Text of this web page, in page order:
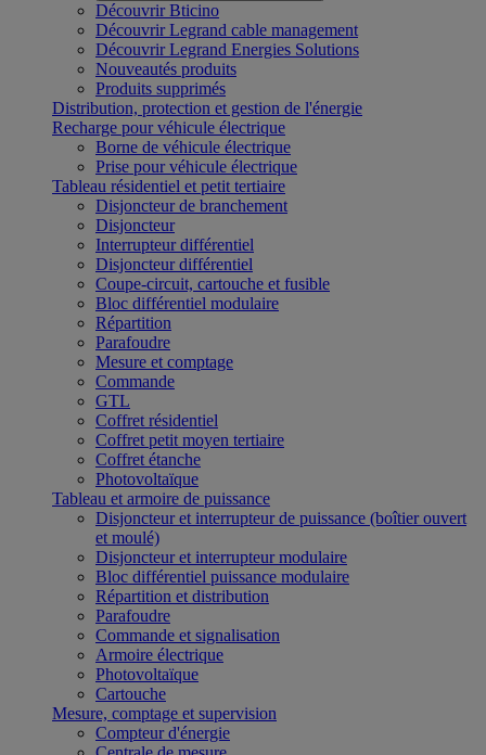
Découvrir Bticino
Découvrir Legrand cable management
Découvrir Legrand Energies Solutions
Nouveautés produits
Produits supprimés
Distribution, protection et gestion de l'énergie
Recharge pour véhicule électrique
Borne de véhicule électrique
Prise pour véhicule électrique
Tableau résidentiel et petit tertiaire
Disjoncteur de branchement
Disjoncteur
Interrupteur différentiel
Disjoncteur différentiel
Coupe-circuit, cartouche et fusible
Bloc différentiel modulaire
Répartition
Parafoudre
Mesure et comptage
Commande
GTL
Coffret résidentiel
Coffret petit moyen tertiaire
Coffret étanche
Photovoltaïque
Tableau et armoire de puissance
Disjoncteur et interrupteur de puissance (boîtier ouvert
et moulé)
Disjoncteur et interrupteur modulaire
Bloc différentiel puissance modulaire
Répartition et distribution
Parafoudre
Commande et signalisation
Armoire électrique
Photovoltaïque
Cartouche
Mesure, comptage et supervision
Compteur d'énergie